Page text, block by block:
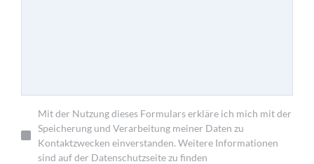
Mit der Nutzung dieses Formulars erkläre ich mich mit der
Speicherung und Verarbeitung meiner Daten zu
Kontaktzwecken einverstanden. Weitere Informationen
sind auf der Datenschutzseite zu finden